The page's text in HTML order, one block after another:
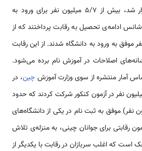
جامع کنکور سراسری برگزار شد، بیش از ۵/۷ میلیون نفر برای ورود به
ادامه‌ی تحصیل به رقابت پرداختند که از
تنها 270 هزار نفر موفق به ورود به دانشگاه شدند. از این رقابت
اصلاحات در آموزش نام برده می‌شود.
آمار منتشره از سوی وزارت آموزش چین، در
2008، بیش از ۱۰/۵ میلیون نفر در آزمون کنکور شرکت کردند که حدود
آنان (۵/۹۹ میلیون نفر) موفق به ثبت نام در یکی از دانشگاه‌های
رقابتی برای جوانان چینی، به منزله­‌ی تلاش
است که اغلب سربازان در رقابت با یکدیگر از